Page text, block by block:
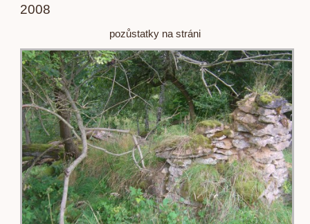
2008
pozůstatky na stráni